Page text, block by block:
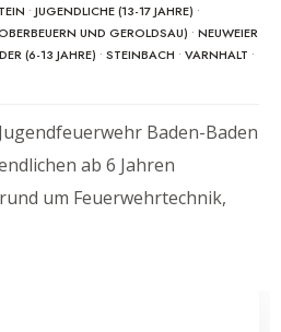
•JUGENDLICHE (13-17 JAHRE) •
UND GEROLDSAU) • NEUWEIER
(6-13 JAHRE) • STEINBACH • VARNHALT •
Baden-Baden
ab 6 Jahren
um Feuerwehrtechnik,